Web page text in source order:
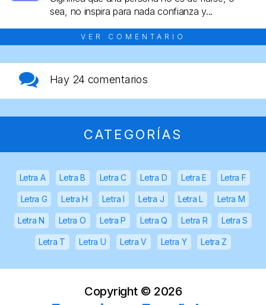
sea, no inspira para nada confianza y...
VER COMENTARIO
Hay 24 comentarios
CATEGORÍAS
Letra A Letra B Letra C Letra D Letra E Letra F
Letra G Letra H Letra I Letra J Letra L Letra M
Letra N Letra O Letra P Letra Q Letra R Letra S
Letra T Letra U Letra V Letra Y Letra Z
Copyright © 2026